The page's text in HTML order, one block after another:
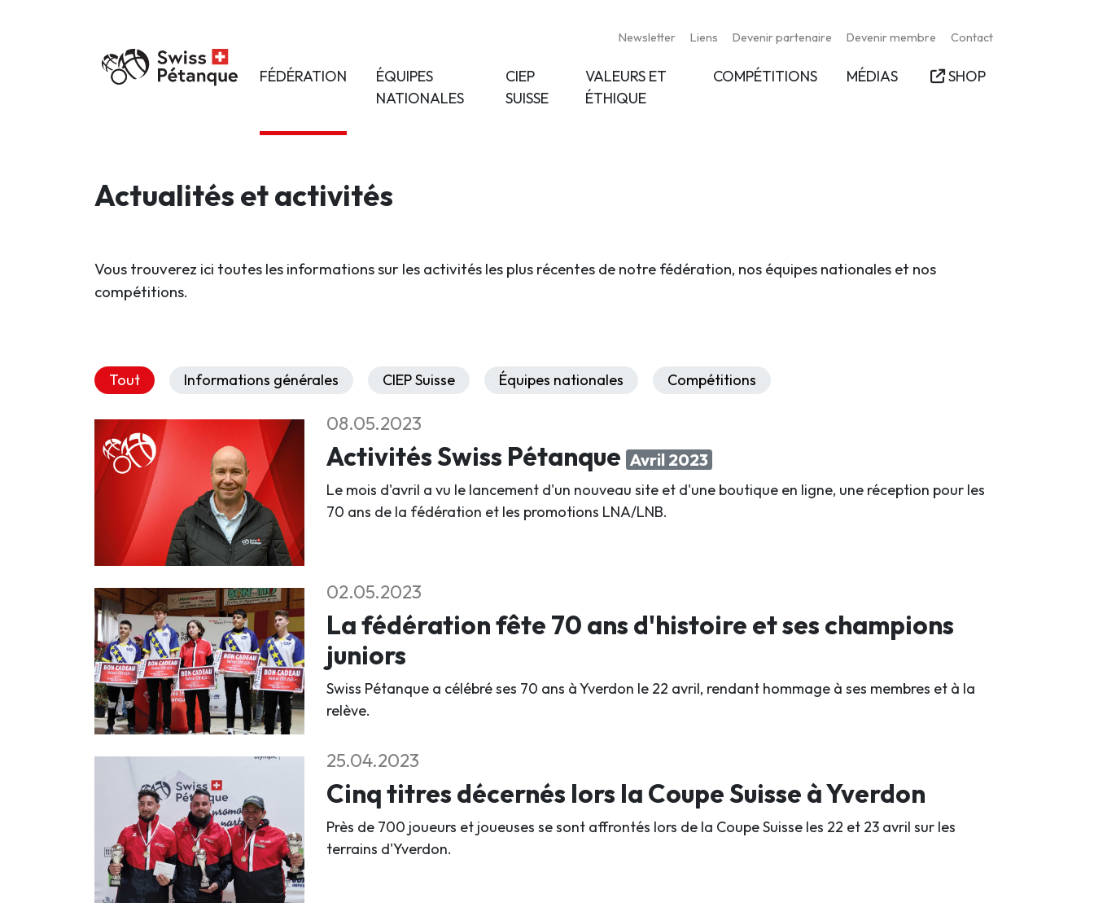
Newsletter Liens Devenir partenaire Devenir membre Contact
FÉDÉRATION
ÉQUIPES
NATIONALES
CIEP
SUISSE
VALEURS ET
ÉTHIQUE
COMPÉTITIONS MÉDIAS SHOP
Actualités et activités
Vous trouverez ici toutes les informations sur les activités les plus récentes de notre fédération, nos équipes nationales et nos
compétitions.
Tout Informations générales CIEP Suisse Équipes nationales Compétitions
08.05.2023
Activités Swiss Pétanque Avril 2023
Le mois d'avril a vu le lancement d'un nouveau site et d'une boutique en ligne, une réception pour les
70 ans de la fédération et les promotions LNA/LNB.
02.05.2023
La fédération fête 70 ans d'histoire et ses champions
juniors
Swiss Pétanque a célébré ses 70 ans à Yverdon le 22 avril, rendant hommage à ses membres et à la
relève.
25.04.2023
Cinq titres décernés lors la Coupe Suisse à Yverdon
Près de 700 joueurs et joueuses se sont affrontés lors de la Coupe Suisse les 22 et 23 avril sur les
terrains d'Yverdon.